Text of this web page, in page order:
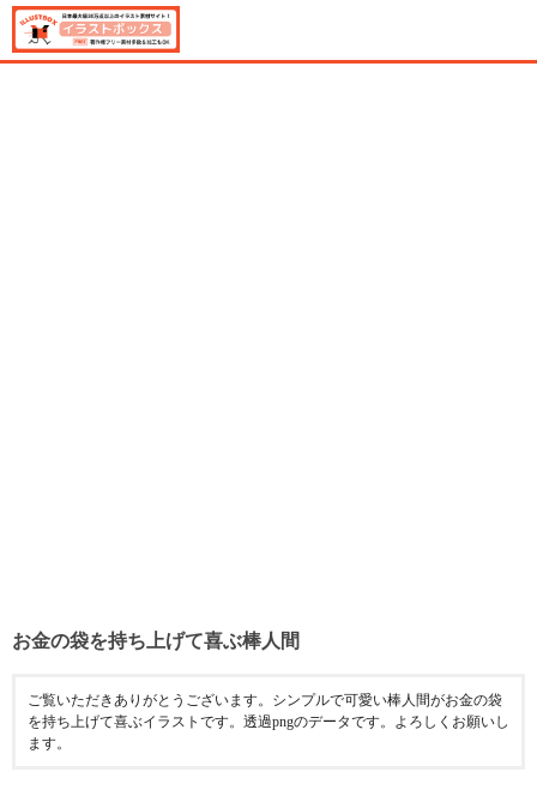
お金の袋を持ち上げて喜ぶ棒人間
ご覧いただきありがとうございます。シンプルで可愛い棒人間がお金の袋
を持ち上げて喜ぶイラストです。透過pngのデータです。よろしくお願いし
ます。